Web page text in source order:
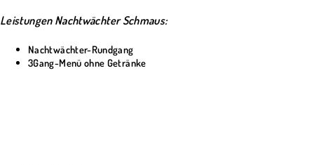
Leistungen Nachtwächter Schmaus:
Nachtwächter-Rundgang
3Gang-Menü ohne Getränke